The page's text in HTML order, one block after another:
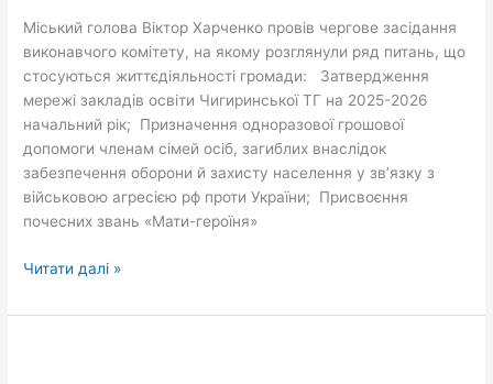
Міський голова Віктор Харченко провів чергове засідання
виконавчого комітету, на якому розглянули ряд питань, що
стосуються життєдіяльності громади: Затвердження
мережі закладів освіти Чигиринської ТГ на 2025-2026
начальний рік; Призначення одноразової грошової
допомоги членам сімей осіб, загиблих внаслідок
забезпечення оборони й захисту населення у звʼязку з
військовою агресією рф проти України; Присвоєння
почесних звань «Мати-героїня»
Читати далі »